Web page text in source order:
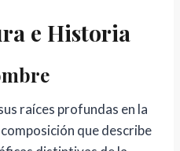
e Historia
raíces profundas en la
que describe